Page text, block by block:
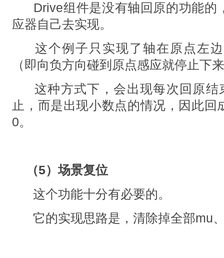
Drive组件是没有轴回原的功能的
应器自己去实现。
这个例子只实现了轴在原点左
（即向负方向碰到原点感应就停止下
这种方式下，会出现每次回原
止，而是出现小数点的情况，因此回
0。
（5）场景复位
这个功能十分有必要的。
它的实现思路是，清除掉全部mu